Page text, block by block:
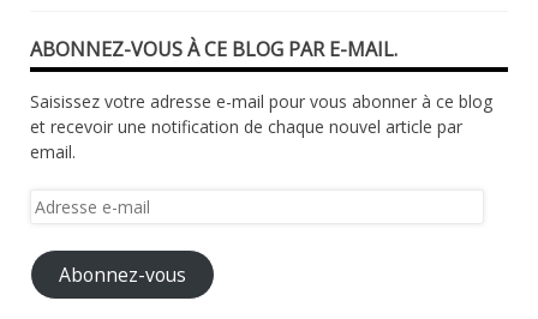
ABONNEZ-VOUS À CE BLOG PAR E-MAIL.
Saisissez votre adresse e-mail pour vous abonner à ce blog
et recevoir une notification de chaque nouvel article par
email.
Adresse
mail
Abonnez-vous